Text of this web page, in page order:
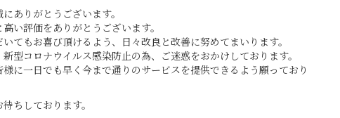
ありがとうございます。
い評価をありがとうございます。
てもお喜び頂けるよう、日々改良と改善に努めてまいります。
型コロナウイルス感染防止の為、ご迷惑をおかけしております。
に一日でも早く今まで通りのサービスを提供できるよう願っており
ちしております。